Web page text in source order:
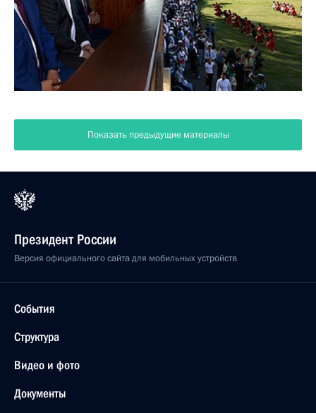
Показать предыдущие материалы
Президент России
Версия официального сайта для мобильных устройств
События
Структура
Видео и фото
Документы